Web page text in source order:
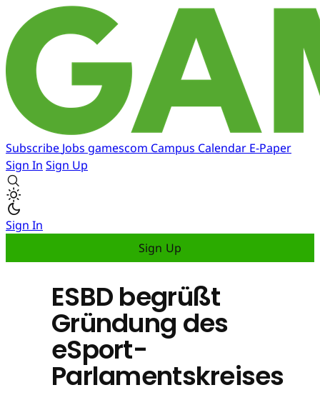
Subscribe Jobs gamescom Campus Calendar E-Paper
Sign In Sign Up
Sign In
Sign Up
ESBD begrüßt
Gründung des
eSport-
Parlamentskreises